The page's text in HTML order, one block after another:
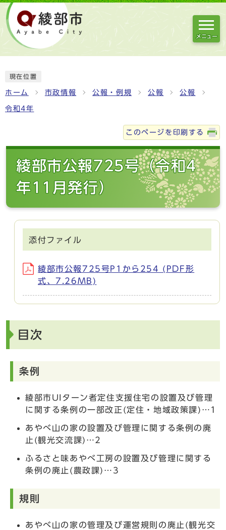
メニュー
現在位置
ホーム 市政情報 公報・例規 公報 公報
令和4年
このページを印刷する
綾部市公報725号（令和4
年11月発行）
添付ファイル
綾部市公報725号P1から254 (PDF形
式、7.26MB)
目次
条例
綾部市UIターン者定住支援住宅の設置及び管理
に関する条例の一部改正(定住・地域政策課)…1
あやべ山の家の設置及び管理に関する条例の廃
止(観光交流課)…2
ふるさと味あやべ工房の設置及び管理に関する
条例の廃止(農政課)…3
規則
あやべ山の家の管理及び運営規則の廃止(観光交